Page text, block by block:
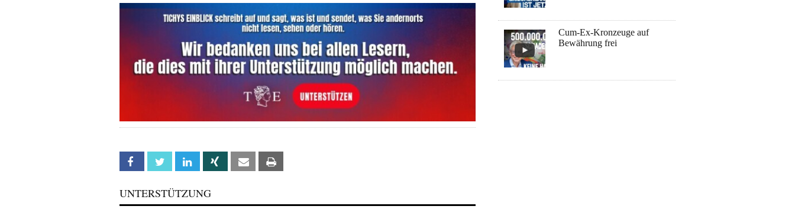
Facebook Twitter Linkedin Xing Email
UNTERSTÜTZUNG
Cum-Ex-Kronzeuge auf
Bewährung frei